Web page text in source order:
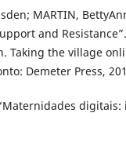
MARTIN,
and
Taking the village
Demeter Press,